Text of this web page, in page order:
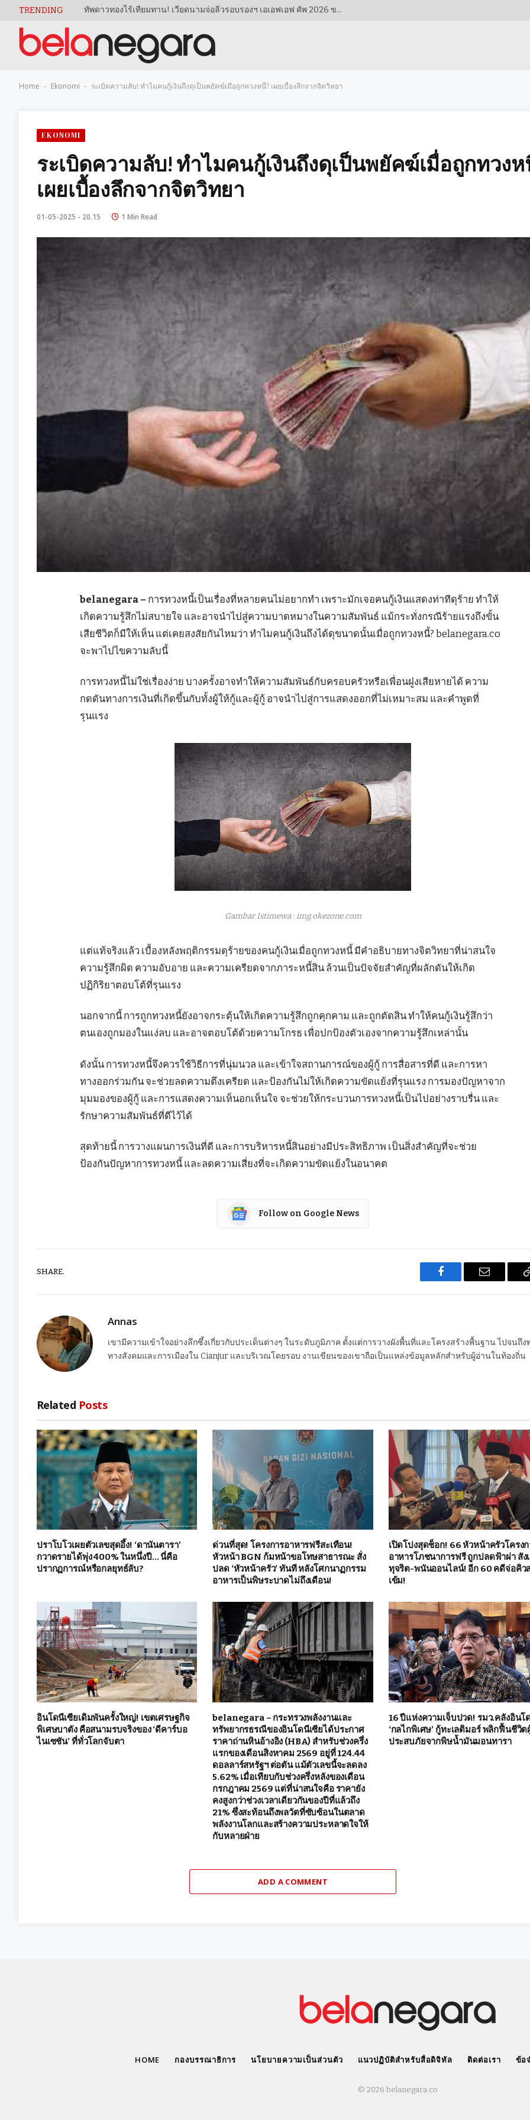
TRENDING ทัพดาวทองไร้เทียมทาน! เวียดนามจ่อลิ่วรอบรองฯ เอเอฟเอฟ คัพ 2026 ขอแค่แต้มเดียวจากกัมพูชา
Home - Ekonomi - ระเบิดความลับ! ทำไมคนกู้เงินถึงดุเป็นพยัคฆ์เมื่อถูกทวงหนี้? เผยเบื้องลึกจากจิตวิทยา
EKONOMI
ระเบิดความลับ! ทำไมคนกู้เงินถึงดุเป็นพยัคฆ์เมื่อถูกทวงห
เผยเบื้องลึกจากจิตวิทยา
01-05-2025 - 20.15 1 Min Read
belanegara – การทวงหนี้เป็นเรื่องที่หลายคนไม่อยากทำ เพราะมักเจอคนกู้เงินแสดงท่าทีดุร้าย ทำให้
เกิดความรู้สึกไม่สบายใจ และอาจนำไปสู่ความบาดหมางในความสัมพันธ์ แม้กระทั่งกรณีร้ายแรงถึงขั้น
เสียชีวิตก็มีให้เห็น แต่เคยสงสัยกันไหมว่า ทำไมคนกู้เงินถึงได้ดุขนาดนั้นเมื่อถูกทวงหนี้? belanegara.co
จะพาไปไขความลับนี้
การทวงหนี้ไม่ใช่เรื่องง่าย บางครั้งอาจทำให้ความสัมพันธ์กับครอบครัวหรือเพื่อนฝูงเสียหายได้ ความ
กดดันทางการเงินที่เกิดขึ้นกับทั้งผู้ให้กู้และผู้กู้ อาจนำไปสู่การแสดงออกที่ไม่เหมาะสม และคำพูดที่
รุนแรง
Gambar Istimewa : img.okezone.com
แต่แท้จริงแล้ว เบื้องหลังพฤติกรรมดุร้ายของคนกู้เงินเมื่อถูกทวงหนี้ มีคำอธิบายทางจิตวิทยาที่น่าสนใจ
ความรู้สึกผิด ความอับอาย และความเครียดจากภาระหนี้สิน ล้วนเป็นปัจจัยสำคัญที่ผลักดันให้เกิด
ปฏิกิริยาตอบโต้ที่รุนแรง
นอกจากนี้ การถูกทวงหนี้ยังอาจกระตุ้นให้เกิดความรู้สึกถูกคุกคาม และถูกตัดสิน ทำให้คนกู้เงินรู้สึกว่า
ตนเองถูกมองในแง่ลบ และอาจตอบโต้ด้วยความโกรธ เพื่อปกป้องตัวเองจากความรู้สึกเหล่านั้น
ดังนั้น การทวงหนี้จึงควรใช้วิธีการที่นุ่มนวล และเข้าใจสถานการณ์ของผู้กู้ การสื่อสารที่ดี และการหา
ทางออกร่วมกัน จะช่วยลดความตึงเครียด และป้องกันไม่ให้เกิดความขัดแย้งที่รุนแรง การมองปัญหาจาก
มุมมองของผู้กู้ และการแสดงความเห็นอกเห็นใจ จะช่วยให้กระบวนการทวงหนี้เป็นไปอย่างราบรื่น และ
รักษาความสัมพันธ์ที่ดีไว้ได้
สุดท้ายนี้ การวางแผนการเงินที่ดี และการบริหารหนี้สินอย่างมีประสิทธิภาพ เป็นสิ่งสำคัญที่จะช่วย
ป้องกันปัญหาการทวงหนี้ และลดความเสี่ยงที่จะเกิดความขัดแย้งในอนาคต
Follow on Google News
SHARE.
Facebook Email
Annas
เขามีความเข้าใจอย่างลึกซึ้งเกี่ยวกับประเด็นต่างๆ ในระดับภูมิภาค ตั้งแต่การวางผังพื้นที่และโครงสร้างพื้นฐาน ไปจนถึง
ทางสังคมและการเมืองใน Cianjur และบริเวณโดยรอบ งานเขียนของเขาถือเป็นแหล่งข้อมูลหลักสำหรับผู้อ่านในท้องถิ่น
Related Posts
ปราโบโวเผยตัวเลขสุดอึ้ง! ‘ดานันตารา’
กวาดรายได้พุ่ง 400% ในหนึ่งปี… นี่คือ
ปรากฏการณ์หรือกลยุทธ์ลับ?
ด่วนที่สุด! โครงการอาหารฟรีสะเทือน!
หัวหน้า BGN ก้มหน้าขอโทษสาธารณะ สั่ง
ปลด ‘หัวหน้าครัว’ ทันที หลังโศกนาฏกรรม
อาหารเป็นพิษระบาดไม่ถึงเดือน!
เปิดโปงสุดช็อก! 66 หัวหน้าครัวโครงก
อาหารโภชนาการฟรี ถูกปลดฟ้าผ่า สัง
ทุจริต-พนันออนไลน์! อีก 60 คดีจ่อคิว
เข้ม!
อินโดนีเซียเดิมพันครั้งใหญ่! เขตเศรษฐกิจ
พิเศษบาตัง คือสนามรบจริงของ ‘ดีคาร์บอ
ไนเซชัน’ ที่ทั่วโลกจับตา
belanegara – กระทรวงพลังงานและ
ทรัพยากรธรณีของอินโดนีเซียได้ประกาศ
ราคาถ่านหินอ้างอิง (HBA) สำหรับช่วงครึ่ง
แรกของเดือนสิงหาคม 2569 อยู่ที่ 124.44
ดอลลาร์สหรัฐฯ ต่อตัน แม้ตัวเลขนี้จะลดลง
5.62% เมื่อเทียบกับช่วงครึ่งหลังของเดือน
กรกฎาคม 2569 แต่ที่น่าสนใจคือ ราคายัง
คงสูงกว่าช่วงเวลาเดียวกันของปีที่แล้วถึง
21% ซึ่งสะท้อนถึงพลวัตที่ซับซ้อนในตลาด
พลังงานโลกและสร้างความประหลาดใจให้
กับหลายฝ่าย
16 ปีแห่งความเจ็บปวด! รมว.คลังอินโ
‘กลไกพิเศษ’ กู้ทะเลติมอร์ พลิกฟื้นชีวิต
ประสบภัยจากพิษน้ำมันมอนทารา
ADD A COMMENT
HOME กองบรรณาธิการ นโยบายความเป็นส่วนตัว แนวปฏิบัติสำหรับสื่อดิจิทัล ติดต่อเรา ข้อ
© 2026 belanegara.co